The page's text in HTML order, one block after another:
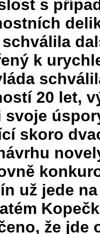
s
schválila
k
20 let,
svoje
skoro
už jede
že jde